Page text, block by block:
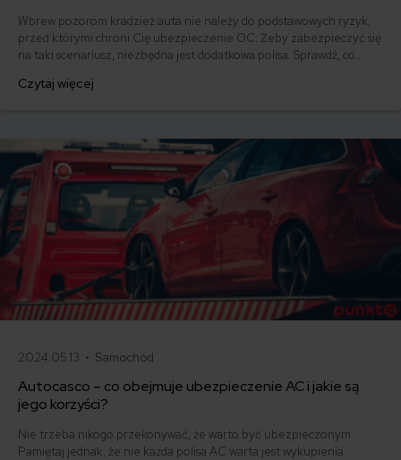
Wbrew pozorom kradzież auta nie należy do podstawowych ryzyk,
przed którymi chroni Cię ubezpieczenie OC. Żeby zabezpieczyć się
na taki scenariusz, niezbędna jest dodatkowa polisa. Sprawdź, co
Czytaj więcej
2024.05.13 • Samochód
Autocasco – co obejmuje ubezpieczenie AC i jakie są
jego korzyści?
Nie trzeba nikogo przekonywać, że warto być ubezpieczonym.
Pamiętaj jednak, że nie każda polisa AC warta jest wykupienia.